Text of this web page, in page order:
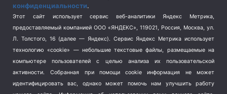
Спорт (740)
Терроризм (1)
Транспорт (262)
Туризм (178)
Флот (76)
конфиденциальности.
Этот сайт использует сервис веб-аналитики Яндекс Метрика,
предоставляемый компанией ООО «ЯНДЕКС», 119021, Россия, Москва, ул.
Л. Толстого, 16 (далее — Яндекс). Сервис Яндекс Метрика использует
технологию «cookie» — небольшие текстовые файлы, размещаемые на
компьютере пользователей с целью анализа их пользовательской
активности.
Собранная при помощи cookie информация не может
идентифицировать вас, однако может помочь нам улучшить работу